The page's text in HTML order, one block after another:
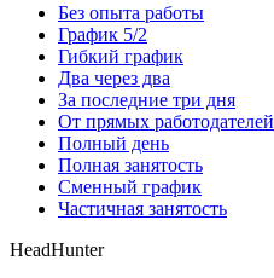
Без опыта работы
График 5/2
Гибкий график
Два через два
За последние три дня
От прямых работодателей
Полный день
Полная занятость
Сменный график
Частичная занятость
HeadHunter